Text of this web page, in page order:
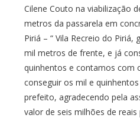
Cilene Couto na viabilização
metros da passarela em
Piriá – “ Vila Recreio do
mil metros de frente, e já
quinhentos e contamos com
conseguir os mil e
prefeito, agradecendo pela
valor de seis milhões de